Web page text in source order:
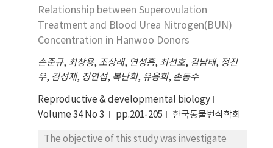
Relationship between Superovulation
Treatment and Blood Urea Nitrogen(BUN)
Concentration in Hanwoo Donors
손준규, 최창용, 조상래, 연성흠, 최선호, 김남태, 정진
우, 김성재, 정연섭, 복난희, 유용희, 손동수
Reproductive & developmental biology
Volume 34 No 3
pp.201-205 한국동물번식학회
The objective of this study was investigate